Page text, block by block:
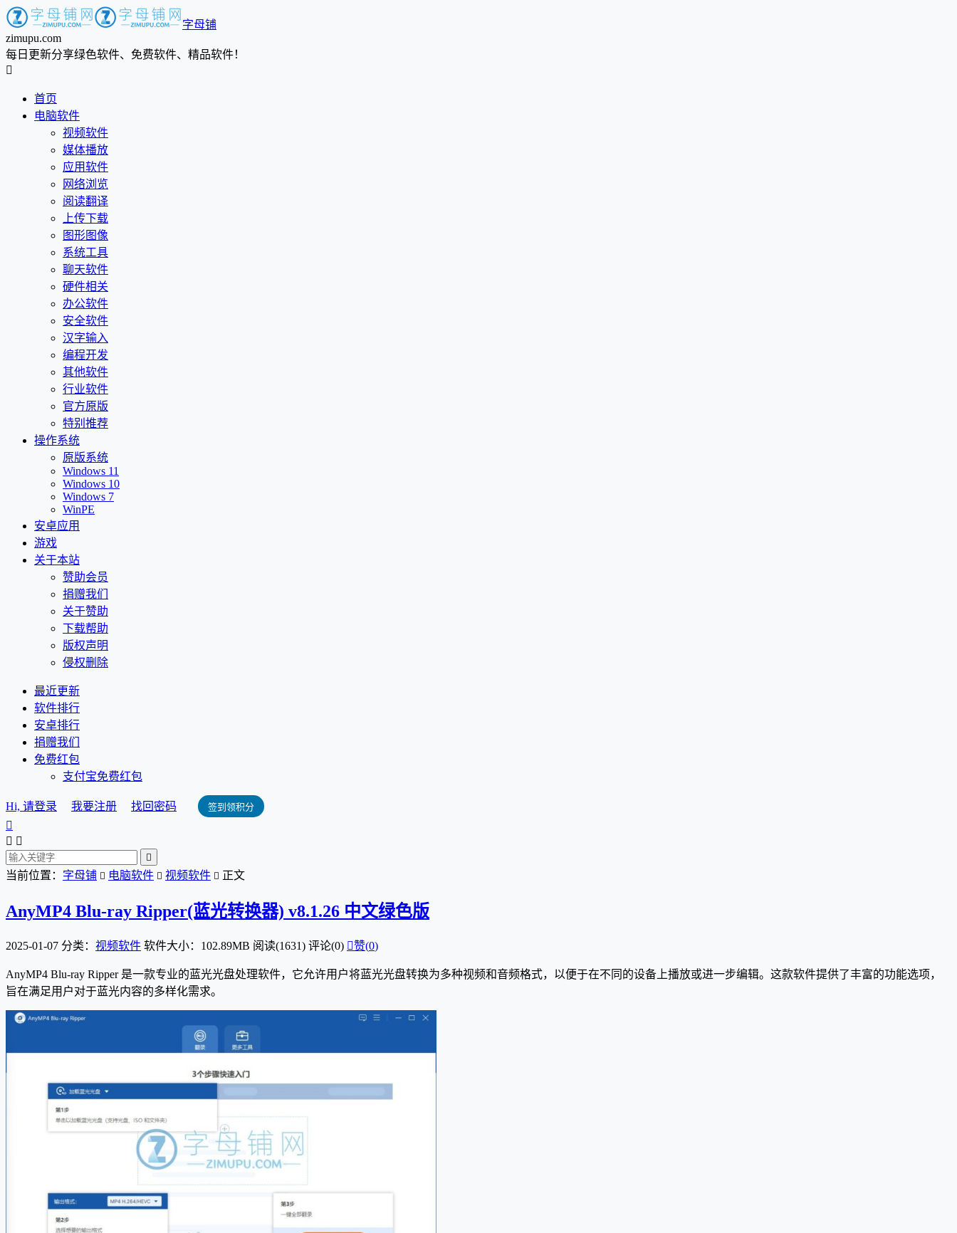
字母铺
zimupu.com
每日更新分享绿色软件、免费软件、精品软件！

首页
电脑软件
视频软件
媒体播放
应用软件
网络浏览
阅读翻译
上传下载
图形图像
系统工具
聊天软件
硬件相关
办公软件
安全软件
汉字输入
编程开发
其他软件
行业软件
官方原版
特别推荐
操作系统
原版系统
Windows 11
Windows 10
Windows 7
WinPE
安卓应用
游戏
关于本站
赞助会员
捐赠我们
关于赞助
下载帮助
版权声明
侵权删除
最近更新
软件排行
安卓排行
捐赠我们
免费红包
支付宝免费红包
Hi, 请登录 我要注册 找回密码 签到领积分

 

当前位置： 字母铺  电脑软件  视频软件  正文
AnyMP4 Blu-ray Ripper(蓝光转换器) v8.1.26 中文绿色版
2025-01-07 分类： 视频软件 软件大小：102.89MB 阅读(1631) 评论(0) 赞(0)
AnyMP4 Blu-ray Ripper 是一款专业的蓝光光盘处理软件，它允许用户将蓝光光盘转换为多种视频和音频格式，以便于在不同的设备上播放或进一步编辑。这款软件提供了丰富的功能选项，
旨在满足用户对于蓝光内容的多样化需求。